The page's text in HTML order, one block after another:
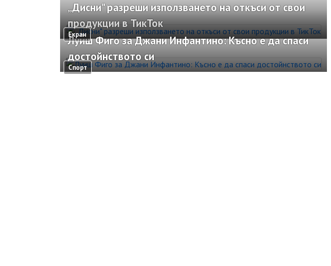
Екран
„Дисни" разреши използването на откъси от свои
продукции в ТикТок
Спорт
Луиш Фиго за Джани Инфантино: Късно е да спаси
достойнството си